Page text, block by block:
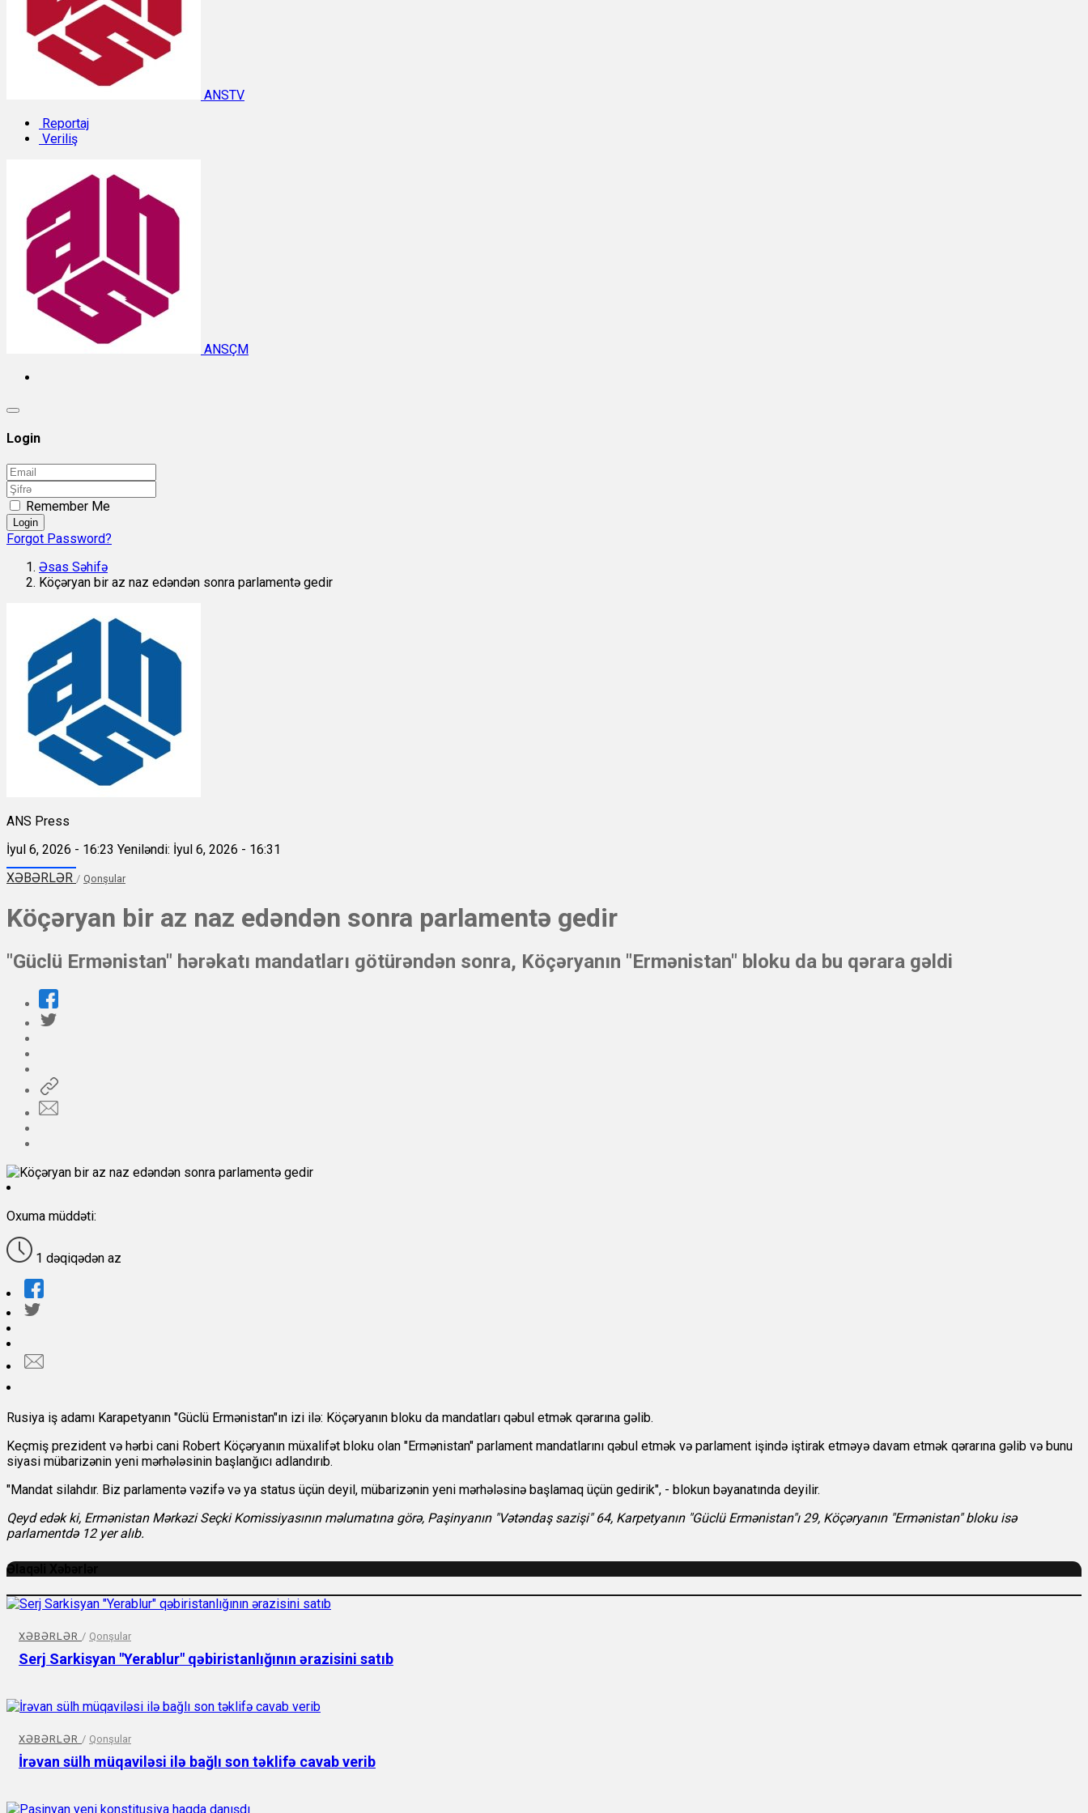
ANSTV
Reportaj
Veriliş
ANSÇM
Login
Remember Me
Login
Forgot Password?
Əsas Səhifə
Köçəryan bir az naz edəndən sonra parlamentə gedir
ANS Press
İyul 6, 2026 - 16:23 Yeniləndi: İyul 6, 2026 - 16:31
XƏBƏRLƏR / Qonşular
Köçəryan bir az naz edəndən sonra parlamentə gedir
"Güclü Ermənistan" hərəkatı mandatları götürəndən sonra, Köçəryanın "Ermənistan" bloku da bu qərara gəldi
Oxuma müddəti:
1 dəqiqədən az
Rusiya iş adamı Karapetyanın "Güclü Ermənistan"ın izi ilə: Köçəryanın bloku da mandatları qəbul etmək qərarına gəlib.
Keçmiş prezident və hərbi cani Robert Köçəryanın müxalifət bloku olan "Ermənistan" parlament mandatlarını qəbul etmək və parlament işində iştirak etməyə davam etmək qərarına gəlib və bunu
siyasi mübarizənin yeni mərhələsinin başlanğıcı adlandırıb.
"Mandat silahdır. Biz parlamentə vəzifə və ya status üçün deyil, mübarizənin yeni mərhələsinə başlamaq üçün gedirik", - blokun bəyanatında deyilir.
Qeyd edək ki, Ermənistan Mərkəzi Seçki Komissiyasının məlumatına görə, Paşinyanın "Vətəndaş sazişi" 64, Karpetyanın "Güclü Ermənistan"ı 29, Köçəryanın "Ermənistan" bloku isə
parlamentdə 12 yer alıb.
Əlaqəli Xəbərlər
XƏBƏRLƏR / Qonşular
Serj Sarkisyan "Yerablur" qəbiristanlığının ərazisini satıb
XƏBƏRLƏR / Qonşular
İrəvan sülh müqaviləsi ilə bağlı son təklifə cavab verib